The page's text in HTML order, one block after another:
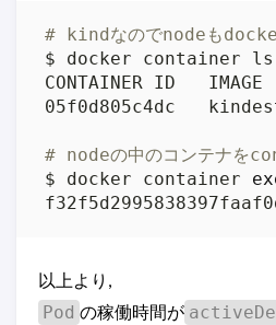
# kindなのでnodeも
05f0d805c4dc
# nodeの中のコンテナを
$ docker container
以上より,
Pod の稼働時間が